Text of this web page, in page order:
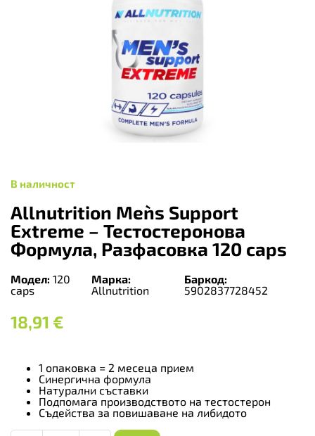
В наличност
Allnutrition Men`s Support
Extreme – Тестостеронова
Формула, Разфасовка 120 caps
Модел: 120
caps
Марка:
Allnutrition
Баркод:
5902837728452
18,91 €
1 опаковка = 2 месеца прием
Синергична формула
Натурални съставки
Подпомага производството на тестостерон
Съдейства за повишаване на либидото